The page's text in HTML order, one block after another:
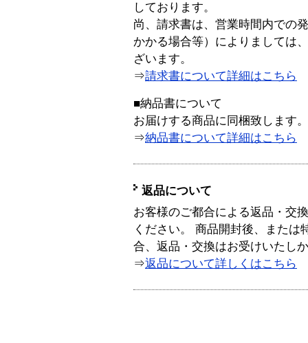
しております。
尚、請求書は、営業時間内での
かかる場合等）によりましては
ざいます。
⇒請求書について詳細はこちら
■納品書について
お届けする商品に同梱致します。
⇒納品書について詳細はこちら
返品について
お客様のご都合による返品・交
ください。 商品開封後、または
合、返品・交換はお受けいたし
⇒返品について詳しくはこちら